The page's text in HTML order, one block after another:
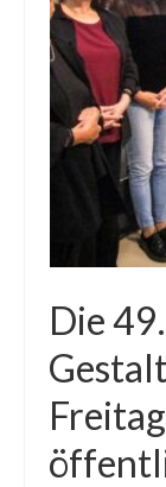
Blog
Kontakt
Die